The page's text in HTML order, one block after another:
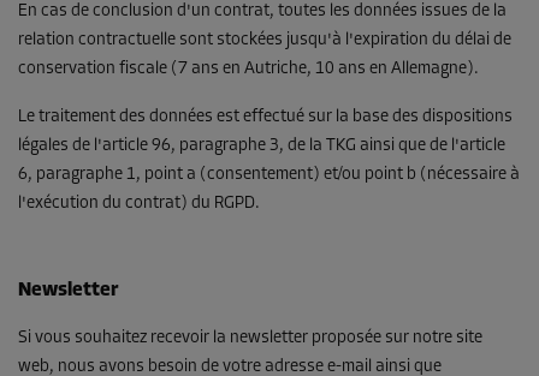
En cas de conclusion d'un contrat, toutes les données issues de la
relation contractuelle sont stockées jusqu'à l'expiration du délai de
conservation fiscale (7 ans en Autriche, 10 ans en Allemagne).
Le traitement des données est effectué sur la base des dispositions
légales de l'article 96, paragraphe 3, de la TKG ainsi que de l'article
6, paragraphe 1, point a (consentement) et/ou point b (nécessaire à
l'exécution du contrat) du RGPD.
Newsletter
Si vous souhaitez recevoir la newsletter proposée sur notre site
web, nous avons besoin de votre adresse e-mail ainsi que